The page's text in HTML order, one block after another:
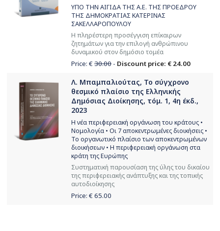
ΥΠΟ ΤΗΝ ΑΙΓΙΔΑ ΤΗΣ Α.Ε. ΤΗΣ ΠΡΟΕΔΡΟΥ
ΤΗΣ ΔΗΜΟΚΡΑΤΙΑΣ ΚΑΤΕΡΙΝΑΣ
ΣΑΚΕΛΛΑΡΟΠΟΥΛΟΥ
Η πληρέστερη προσέγγιση επίκαιρων
ζητημάτων για την επιλογή ανθρώπινου
δυναμικού στον δημόσιο τομέα
Price: € 30.00 - Discount price: € 24.00
Λ. Μπαμπαλιούτας, Το σύγχρονο
θεσμικό πλαίσιο της Ελληνικής
Δημόσιας Διοίκησης, τόμ. 1, 4η έκδ.,
2023
Η νέα περιφερειακή οργάνωση του κράτους •
Νομολογία • Οι 7 αποκεντρωμένες διοικήσεις •
Το οργανωτικό πλαίσιο των αποκεντρωμένων
διοικήσεων • Η περιφερειακή οργάνωση στα
κράτη της Ευρώπης
Συστηματική παρουσίαση της ύλης του δικαίου
της περιφερειακής ανάπτυξης και της τοπικής
αυτοδιοίκησης
Price: € 65.00